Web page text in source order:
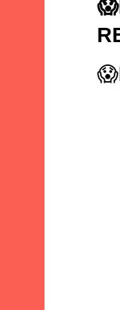
😱
😱